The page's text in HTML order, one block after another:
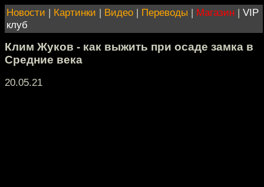
Новости | Картинки | Видео | Переводы | Магазин | VIP
клуб
Клим Жуков - как выжить при осаде замка в
Средние века
20.05.21